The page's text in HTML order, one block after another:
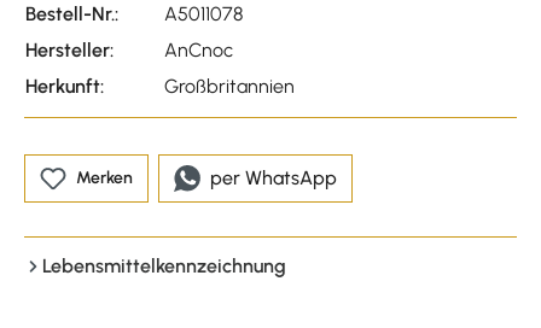
Bestell-Nr.:
A5011078
Hersteller:
AnCnoc
Herkunft:
Großbritannien
Merken per WhatsApp
Lebensmittelkennzeichnung